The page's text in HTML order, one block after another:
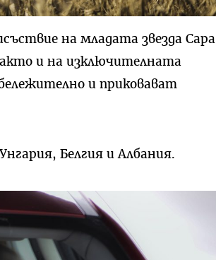
на младата звезда Сара
и на изключителната
и приковават
Белгия и Албания.